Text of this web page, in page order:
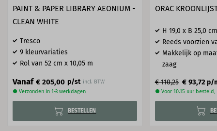
PAINT & PAPER LIBRARY AEONIUM -
CLEAN WHITE
Tresco
9 kleurvariaties
Rol van 52 cm x 10,05 m
Vanaf € 205,00 p/st incl. BTW
● Verzonden in 1-3 werkdagen
BESTELLEN
ORAC
H 19,0 x B 25,0 cm
Reeds voorzien
Makkelijk op
zaag
€ 110,25 € 93,72p/
● Voor 10.15 uur